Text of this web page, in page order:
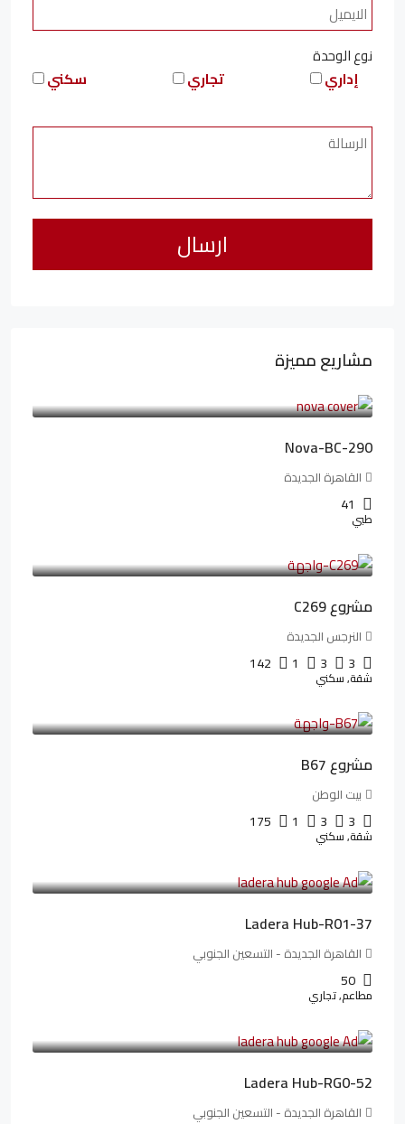
نوع الوحدة
سكني
تجاري إداري
مشاريع مميزة
Nova-BC-290
القاهرة الجديدة
41
طبي
مشروع C269
النرجس الجديدة
3
3
1
142
شقة, سكني
مشروع B67
بيت الوطن
3
3
1
175
شقة, سكني
Ladera Hub-R01-37
القاهرة الجديدة - التسعين الجنوبي
50
مطاعم, تجاري
Ladera Hub-RG0-52
القاهرة الجديدة - التسعين الجنوبي